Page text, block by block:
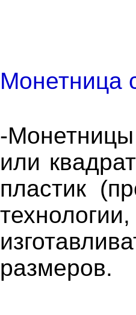
Монетница
-Монетницы
или
пластик
размеров.